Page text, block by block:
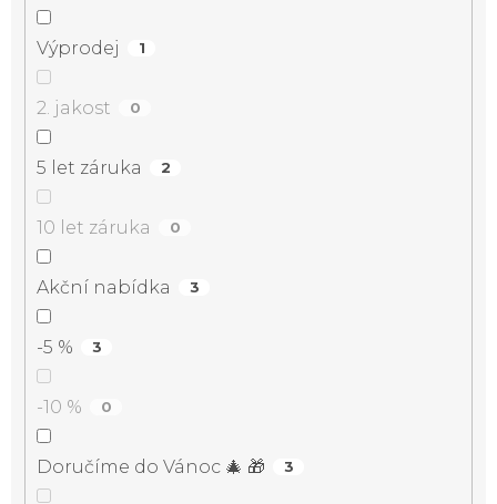
Výprodej 1
2. jakost 0
5 let záruka 2
10 let záruka 0
Akční nabídka 3
-5 % 3
-10 % 0
Doručíme do Vánoc 🎄 🎁 3